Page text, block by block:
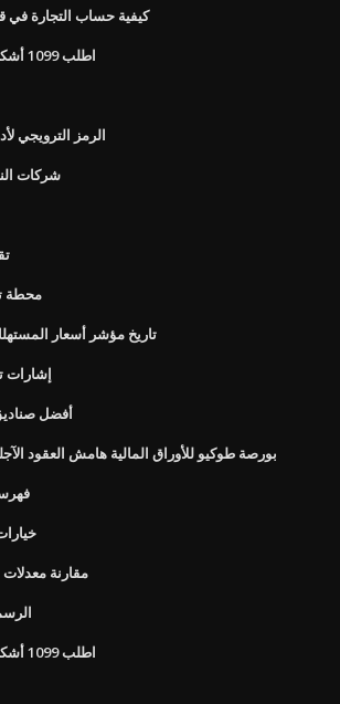
كيفية حساب التجارة في
اطلب 1099 أشكال متنوعة على الإنترنت
الرمز الترويجي
شركات
محطة
تاريخ مؤشر أسعار
إشارات
أفضل
بورصة طوكيو للأوراق المالية هامش العقود
مقارنة معدلات
اطلب 1099 أشكال متنوعة على الإنترنت